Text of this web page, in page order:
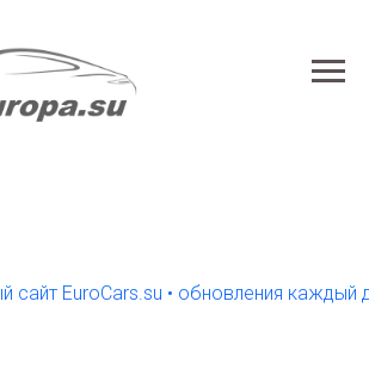
EuroCars.su • обновления каждый день